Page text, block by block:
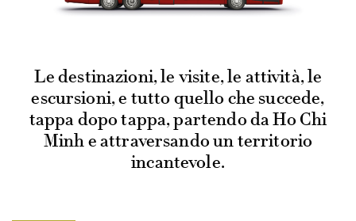
Le destinazioni, le visite, le attività, le
escursioni, e tutto quello che succede,
tappa dopo tappa, partendo da Ho Chi
Minh e attraversando un territorio
incantevole.